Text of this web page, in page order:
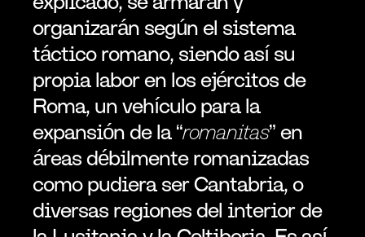
organizarán según el sistema
táctico romano, siendo así su
propia labor en los ejércitos de
Roma, un vehículo para la
expansión de la “romanitas” en
áreas débilmente romanizadas
como pudiera ser Cantabria, o
diversas regiones del interior de